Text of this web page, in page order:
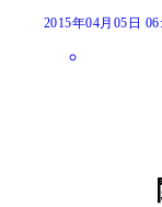
2015年04月05日